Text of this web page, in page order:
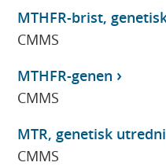
MTHFR-brist,
CMMS
MTHFR-genen
CMMS
MTR, genetisk
CMMS